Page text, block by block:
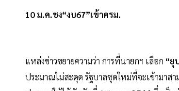
10 ม.ค.ชง“งบ67”เข้าครม.
แหล่งข่าวขยายความว่า การที่นายกฯ เลือก “ยุ
ประมาณไม่สะดุด รัฐบาลชุดใหม่ที่จะเข้ามาส